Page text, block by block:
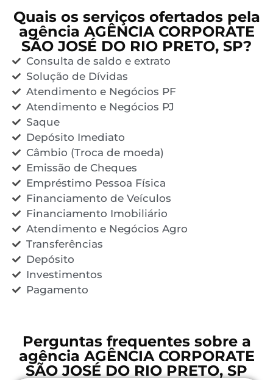
Quais os serviços ofertados pela
agência AGÊNCIA CORPORATE
SÃO JOSÉ DO RIO PRETO, SP?
Consulta de saldo e extrato
Solução de Dívidas
Atendimento e Negócios PF
Atendimento e Negócios PJ
Saque
Depósito Imediato
Câmbio (Troca de moeda)
Emissão de Cheques
Empréstimo Pessoa Física
Financiamento de Veículos
Financiamento Imobiliário
Atendimento e Negócios Agro
Transferências
Depósito
Investimentos
Pagamento
Perguntas frequentes sobre a
agência AGÊNCIA CORPORATE
SÃO JOSÉ DO RIO PRETO, SP